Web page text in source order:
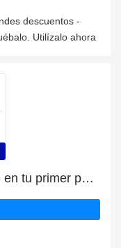
descuentos -
Utilízalo ahora
Consigue un 4% de descuento en tu primer pedido en Paintshoppro